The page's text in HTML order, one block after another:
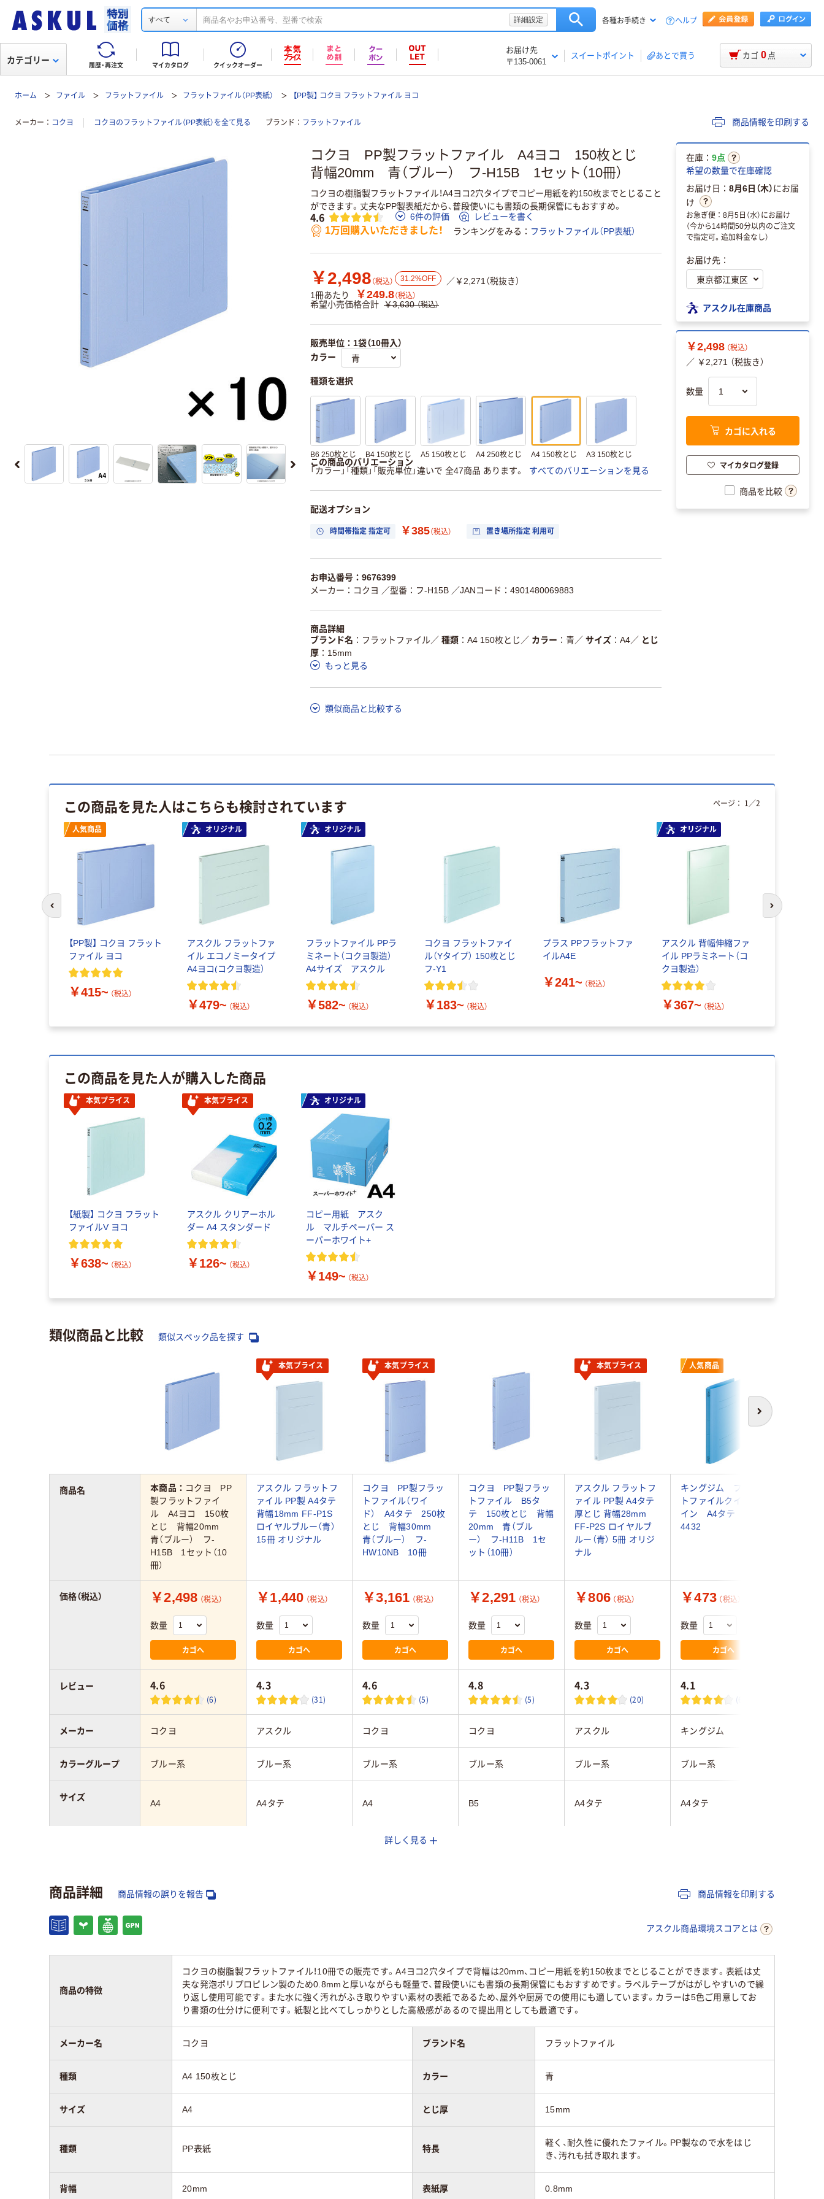
すべて 詳細設定 各種お手続き ヘルプ
履歴・再注文 マイカタログ クイックオーダー
お届け先
〒135-0061
スイートポイント あとで買う
カテゴリー カゴ 0 点
ホーム ファイル フラットファイル フラットファイル（PP表紙） 【PP製】 コクヨ フラットファイル ヨコ
メーカー コクヨ コクヨのフラットファイル（PP表紙）を全て見る ブランド フラットファイル 商品情報を印刷する
コクヨ PP製フラットファイル A4ヨコ 150枚とじ
背幅20mm 青（ブルー） フ-H15B 1セット（10冊）
コクヨの樹脂製フラットファイル！A4ヨコ2穴タイプでコピー用紙を約150枚までとじること
ができます。丈夫なPP製表紙だから、普段使いにも書類の長期保管にもおすすめ。
4.6 6件の評価 レビューを書く
1万回購入いただきました！ ランキングをみる フラットファイル（PP表紙）
￥2,498 （税込） 31.2%OFF
／￥2,271（税抜き）
1冊あたり
￥249.8（税込）
希望小売価格合計 ￥3,630 （税込）
販売単位：1袋（10冊入）
カラー
種類を選択
B6 250枚とじ B4 150枚とじ A5 150枚とじ A4 250枚とじ A4 150枚とじ A3 150枚とじ
この商品のバリエーション
「カラー」「種類」「販売単位」違いで 全47商品 あります。
すべてのバリエーションを見る
配送オプション
時間帯指定 指定可 ￥385（税込） 置き場所指定 利用可
お申込番号：9676399
メーカー：コクヨ ／型番：フ-H15B ／JANコード：4901480069883
商品詳細
ブランド名
フラットファイル／ 種類 A4 150枚とじ ／ カラー 青／ サイズ A4／ とじ
厚
15mm
もっと見る
類似商品と比較する
在庫： 9点
希望の数量で在庫確認
お届け日： 8月6日（木）にお届
け
お急ぎ便：8月5日（水）にお届け
（今から14時間50分以内のご注文
で指定可。追加料金なし）
お届け先：
アスクル在庫商品
￥2,498 （税込）
／ ￥2,271 （税抜き）
数量
カゴに入れる
マイカタログ登録
商品を比較
この商品を見た人はこちらも検討されています
人気商品
【PP製】 コクヨ フラット
ファイル ヨコ
￥415~ （税込）
オリジナル
アスクル フラットファ
イル エコノミータイプ
A4ヨコ(コクヨ製造）
￥479~ （税込）
オリジナル
フラットファイル PPラ
ミネート（コクヨ製造）
A4サイズ アスクル
￥582~ （税込）
コクヨ フラットファイ
ル（Yタイプ） 150枚とじ
フ-Y1
￥183~ （税込）
プラス PPフラットファ
イルA4E
￥241~ （税込）
オリジナル
アスクル 背幅伸縮ファ
イル PPラミネート（コ
クヨ製造）
￥367~ （税込）
ページ： 1 ／2
次のスライド
この商品を見た人が購入した商品
本気プライス
【紙製】 コクヨ フラット
ファイルV ヨコ
￥638~ （税込）
本気プライス
アスクル クリアーホル
ダー A4 スタンダード
￥126~ （税込）
オリジナル
コピー用紙 アスク
ル マルチペーパー ス
ーパーホワイト+
￥149~ （税込）
類似商品と比較 類似スペック品を探す
次へ
本気プライス 本気プライス 本気プライス 人気商品
本商品： コクヨ PP
製フラットファイ
ル A4ヨコ 150枚
とじ 背幅20mm
青（ブルー） フ-
H15B 1セット（10
冊）
アスクル フラットフ
ァイル PP製 A4タテ
背幅18mm FF-P1S
ロイヤルブルー（青）
15冊 オリジナル
コクヨ PP製フラッ
トファイル（ワイ
ド） A4タテ 250枚
とじ 背幅30mm
青（ブルー） フ-
HW10NB 10冊
コクヨ PP製フラッ
トファイル B5タ
テ 150枚とじ 背幅
20mm 青（ブル
ー） フ-H11B 1セ
ット（10冊）
アスクル フラットフ
ァイル PP製 A4タテ
厚とじ 背幅28mm
FF-P2S ロイヤルブ
ルー（青） 5冊 オリジ
ナル
キングジム フラッ
トファイルクイック
イン A4タテ 青
4432
￥2,498 （税込）
数量
カゴへ
￥1,440 （税込）
数量
カゴへ
￥3,161 （税込）
数量
カゴへ
￥2,291 （税込）
数量
カゴへ
￥806 （税込）
数量
カゴへ
￥473 （税込）
数量
カゴへ
4.6
(6)
4.3
(31)
4.6
(5)
4.8
(5)
4.3
(20)
4.1
(6)
コクヨ アスクル コクヨ コクヨ アスクル キングジム
ブルー系 ブルー系 ブルー系 ブルー系 ブルー系 ブルー系
A4 A4タテ A4 B5 A4タテ A4タテ
商品名
価格（税込）
レビュー
メーカー
カラーグループ
サイズ
スコア
詳しく見る
商品詳細 商品情報の誤りを報告 商品情報を印刷する
アスクル商品環境スコアとは
商品の特徴
コクヨの樹脂製フラットファイル！10冊での販売です。A4ヨコ2穴タイプで背幅は20mm、コピー用紙を約150枚までとじることができます。表紙は丈
夫な発泡ポリプロピレン製のため0.8mmと厚いながらも軽量で、普段使いにも書類の長期保管にもおすすめです。ラベルテープがはがしやすいので繰
り返し使用可能です。また水に強く汚れがふき取りやすい素材の表紙であるため、屋外や厨房での使用にも適しています。カラーは5色ご用意してお
り書類の仕分けに便利です。紙製と比べてしっかりとした高級感があるので提出用としても最適です。
メーカー名 コクヨ ブランド名 フラットファイル
種類 A4 150枚とじ カラー 青
サイズ A4 とじ厚 15mm
種類 PP表紙 特長
軽く、耐久性に優れたファイル。PP製なので水をはじ
き、汚れも拭き取れます。
背幅 20mm 表紙厚 0.8mm